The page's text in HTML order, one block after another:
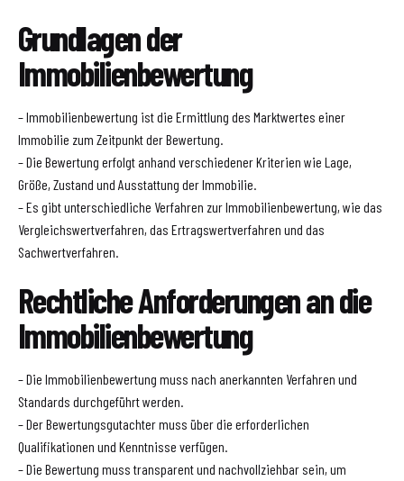
Grundlagen der
Immobilienbewertung
– Immobilienbewertung ist die Ermittlung des Marktwertes einer
Immobilie zum Zeitpunkt der Bewertung.
– Die Bewertung erfolgt anhand verschiedener Kriterien wie Lage,
Größe, Zustand und Ausstattung der Immobilie.
– Es gibt unterschiedliche Verfahren zur Immobilienbewertung, wie das
Vergleichswertverfahren, das Ertragswertverfahren und das
Sachwertverfahren.
Rechtliche Anforderungen an die
Immobilienbewertung
– Die Immobilienbewertung muss nach anerkannten Verfahren und
Standards durchgeführt werden.
– Der Bewertungsgutachter muss über die erforderlichen
Qualifikationen und Kenntnisse verfügen.
– Die Bewertung muss transparent und nachvollziehbar sein, um